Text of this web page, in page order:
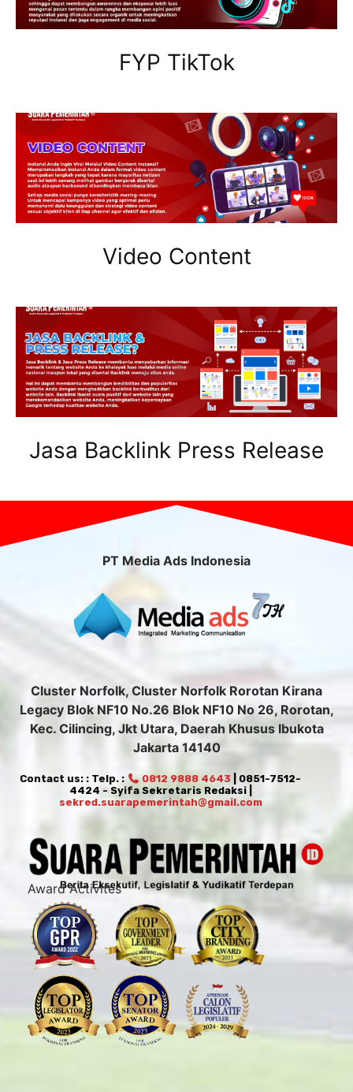
FYP TikTok
Video Content
Jasa Backlink Press Release
PT Media Ads Indonesia
Cluster Norfolk, Cluster Norfolk Rorotan Kirana
Legacy Blok NF10 No.26 Blok NF10 No 26, Rorotan,
Kec. Cilincing, Jkt Utara, Daerah Khusus Ibukota
Jakarta 14140
Contact us: : Telp. : 0812 9888 4643 | 0851-7512-
4424 - Syifa Sekretaris Redaksi |
sekred.suarapemerintah@gmail.com
Award Activites